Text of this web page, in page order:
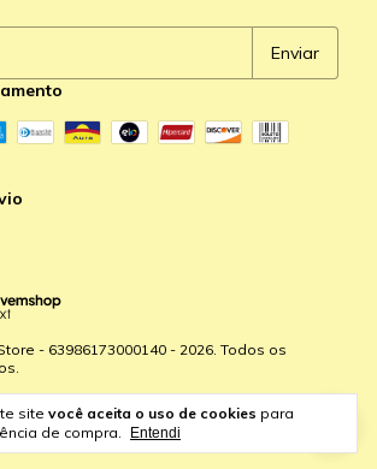
site você aceita o uso de cookies para
de compra.
Entendi
- 63986173000140 - 2026. Todos os